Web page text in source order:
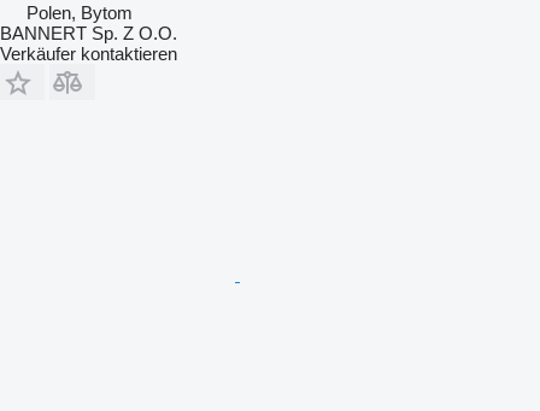
Polen, Bytom
BANNERT Sp. Z O.O.
Verkäufer kontaktieren